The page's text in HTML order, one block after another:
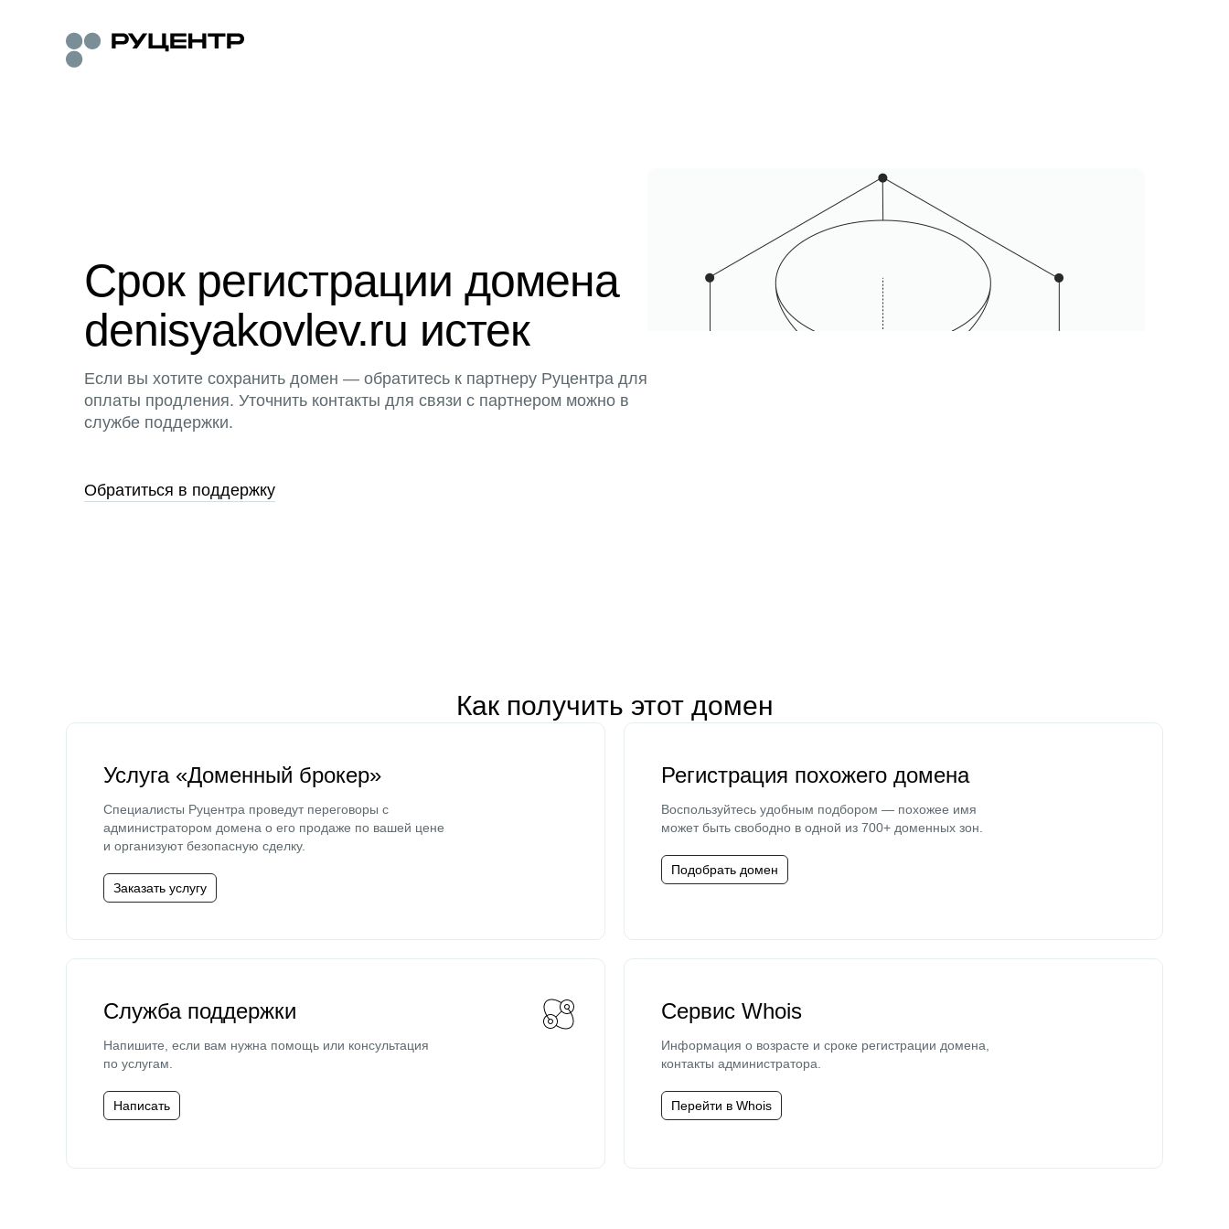
Срок регистрации домена
denisyakovlev.ru истек
Если вы хотите сохранить домен — обратитесь к партнеру Руцентра для
оплаты продления. Уточнить контакты для связи с партнером можно в
службе поддержки.
Обратиться в поддержку
Как получить этот домен
Услуга «Доменный брокер»
Специалисты Руцентра проведут переговоры с
администратором домена о его продаже по вашей цене
и организуют безопасную сделку.
Заказать услугу
Регистрация похожего домена
Воспользуйтесь удобным подбором — похожее имя
может быть свободно в одной из 700+ доменных зон.
Подобрать домен
Служба поддержки
Напишите, если вам нужна помощь или консультация
по услугам.
Написать
Сервис Whois
Информация о возрасте и сроке регистрации домена,
контакты администратора.
Перейти в Whois